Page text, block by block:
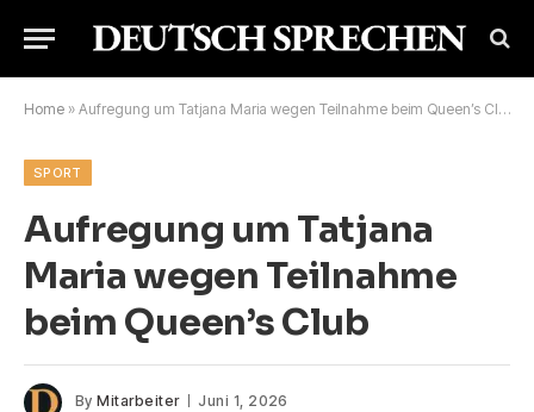
Home » Aufregung um Tatjana Maria wegen Teilnahme beim Queen’s Club
SPORT
Aufregung um Tatjana
Maria wegen Teilnahme
beim Queen’s Club
By Mitarbeiter Juni 1, 2026